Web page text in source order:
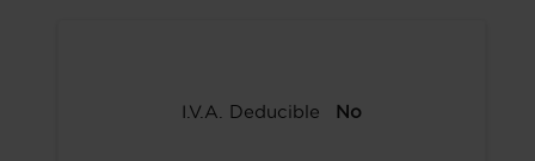
I.V.A. Deducible No